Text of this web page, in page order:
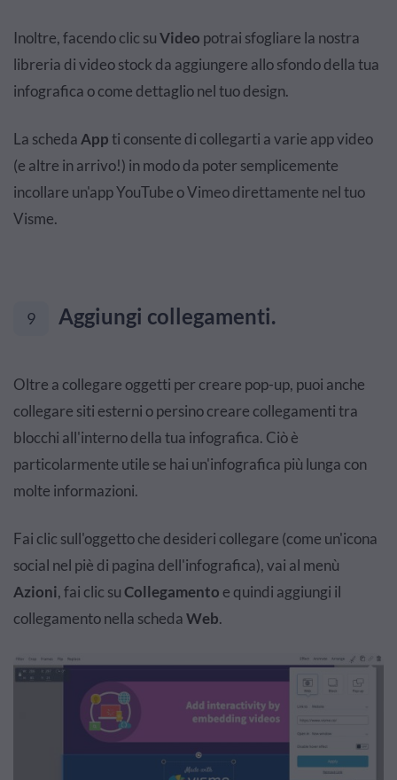
Inoltre, facendo clic suVideo potrai sfogliare la nostra
libreria di video stock da aggiungere allo sfondo della tua
infografica o come dettaglio nel tuo design.
La scheda Appti consente di collegarti a varie app video
(e altre in arrivo!) in modo da poter semplicemente
incollare un'app YouTube o Vimeo direttamente nel tuo
Visme.
9 Aggiungi collegamenti.
Oltre a collegare oggetti per creare pop-up, puoi anche
collegare siti esterni o persino creare collegamenti tra
blocchi all'interno della tua infografica. Ciò è
particolarmente utile se hai un'infografica più lunga con
molte informazioni.
Fai clic sull'oggetto che desideri collegare (come un'icona
social nel piè di pagina dell'infografica), vai al menù
Azioni, fai clic suCollegamento e quindi aggiungi il
collegamento nella schedaWeb.